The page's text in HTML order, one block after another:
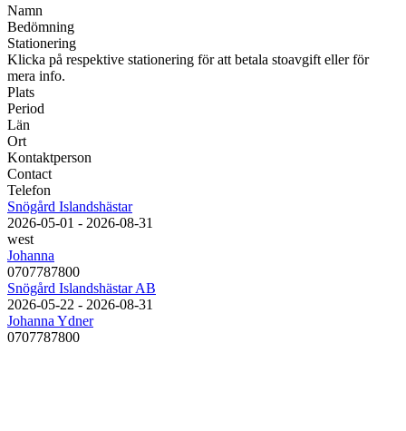
Namn
Bedömning
Stationering
Klicka på respektive stationering för att betala stoavgift eller för
mera info.
Plats
Period
Län
Ort
Kontaktperson
Contact
Telefon
Snögård Islandshästar
2026-05-01 - 2026-08-31
west
Johanna
0707787800
Snögård Islandshästar AB
2026-05-22 - 2026-08-31
Johanna Ydner
0707787800